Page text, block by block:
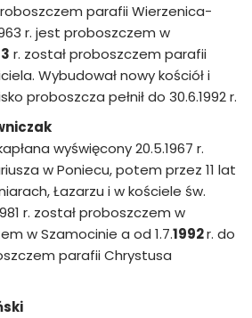
parafii Wierzenica-
r. jest proboszczem w
r. został proboszczem parafii
Wybudował nowy kościół i
proboszcza pełnił do 30.6.1992 r.
wyświęcony 20.5.1967 r.
w Poniecu, potem przez 11 lat
Łazarzu i w kościele św.
r. został proboszczem w
w Szamocinie a od 1.7.1992r. do
parafii Chrystusa